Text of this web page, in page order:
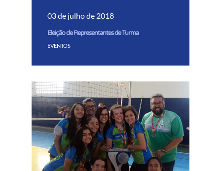
03 de julho de 2018
Eleição de Representantes de Turma
EVENTOS